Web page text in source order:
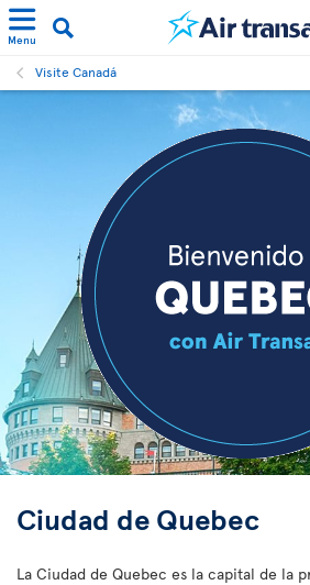
Menu
Visite Canadá
Ciudad de Quebec
La Ciudad de Quebec es la capital de la